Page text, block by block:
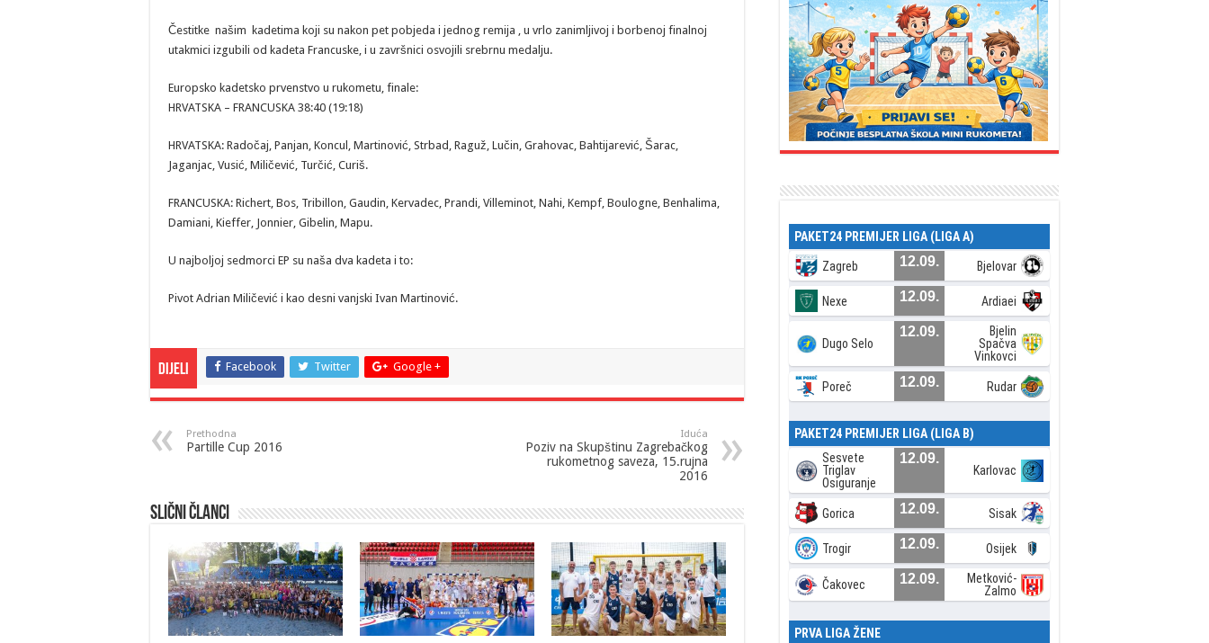
Čestitke našim kadetima koji su nakon pet pobjeda i jednog remija , u vrlo zanimljivoj i borbenoj finalnoj
utakmici izgubili od kadeta Francuske, i u završnici osvojili srebrnu medalju.
Europsko kadetsko prvenstvo u rukometu, finale:
HRVATSKA – FRANCUSKA 38:40 (19:18)
HRVATSKA: Radočaj, Panjan, Koncul, Martinović, Strbad, Raguž, Lučin, Grahovac, Bahtijarević, Šarac,
Jaganjac, Vusić, Miličević, Turčić, Curiš.
FRANCUSKA: Richert, Bos, Tribillon, Gaudin, Kervadec, Prandi, Villeminot, Nahi, Kempf, Boulogne, Benhalima,
Damiani, Kieffer, Jonnier, Gibelin, Mapu.
U najboljoj sedmorci EP su naša dva kadeta i to:
Pivot Adrian Miličević i kao desni vanjski Ivan Martinović.
Dijeli Facebook Twitter Google +
Prethodna
Partille Cup 2016
Iduća
Poziv na Skupštinu Zagrebačkog
rukometnog saveza, 15.rujna
2016
Slični članci
PAKET24 PREMIJER LIGA (LIGA A)
Zagreb 12.09. Bjelovar
Nexe 12.09. Ardiaei
Dugo Selo
12.09.
Bjelin
Spačva
Vinkovci
Poreč 12.09. Rudar
PAKET24 PREMIJER LIGA (LIGA B)
Sesvete
Triglav
Osiguranje
12.09.
Karlovac
Gorica 12.09. Sisak
Trogir 12.09. Osijek
Čakovec 12.09.
Metković-
Zalmo
PRVA LIGA ŽENE